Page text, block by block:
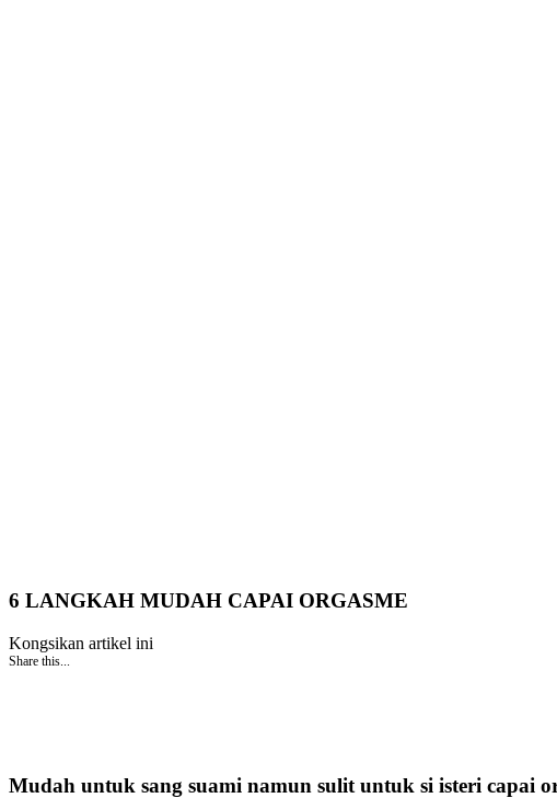
6 LANGKAH MUDAH CAPAI ORGASME
Kongsikan artikel ini
Share this...
Mudah untuk sang suami namun sulit untuk si isteri capai